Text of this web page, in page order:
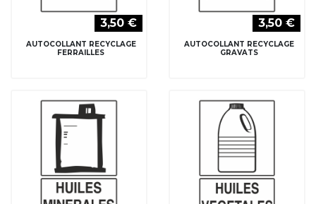
3,50 €
AUTOCOLLANT RECYCLAGE
FERRAILLES
3,50 €
AUTOCOLLANT RECYCLAGE
GRAVATS